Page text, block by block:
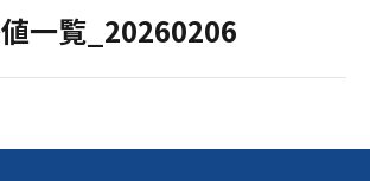
一覧_20260206